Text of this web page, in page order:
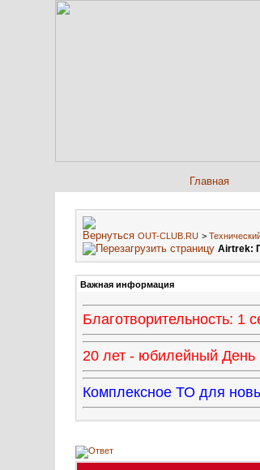
Главная
OUT-CLUB.RU >
Airtrek:
Важная информация
Благотворительность:
20 лет - юбилейный День
Комплексное ТО для